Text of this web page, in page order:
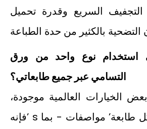
التجفيف السريع وقدرة تحميل
نوع واحد من ورق
التسامي عبر جميع طابعاتي؟
الخيارات العالمية موجودة،
فإنه’ s أفضل لمطابقة كل طابعة’ مواصفات - بما